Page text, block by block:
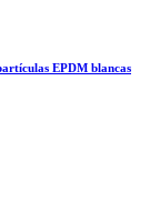
EPDM blancas